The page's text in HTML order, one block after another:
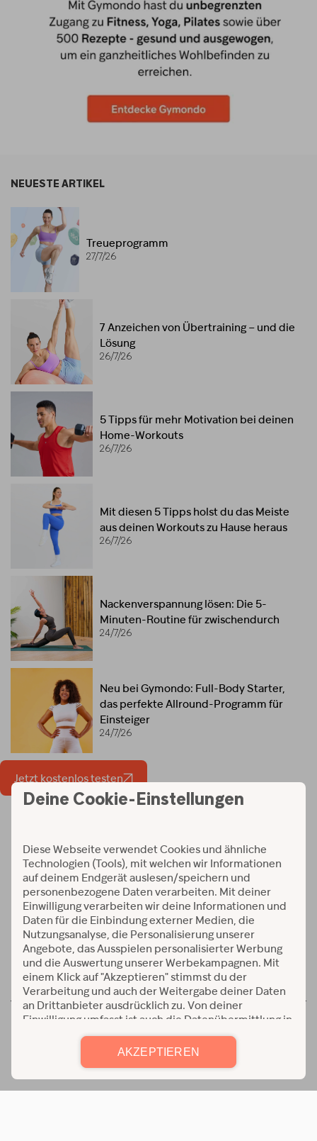
NEUESTE ARTIKEL
Treueprogramm
27/7/26
7 Anzeichen von Übertraining – und die
Lösung
26/7/26
5 Tipps für mehr Motivation bei deinen
Home-Workouts
26/7/26
Mit diesen 5 Tipps holst du das Meiste
aus deinen Workouts zu Hause heraus
26/7/26
Nackenverspannung lösen: Die 5-
Minuten-Routine für zwischendurch
24/7/26
Neu bei Gymondo: Full-Body Starter,
das perfekte Allround-Programm für
Einsteiger
24/7/26
Jetzt kostenlos testen
Verfügbar auf:
© 2026 Alle Rechte vorbehalten
AGB|Detenschutz